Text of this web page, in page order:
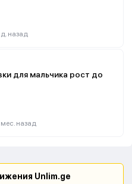
д. назад
для мальчика рост до
назад
Unlim.ge